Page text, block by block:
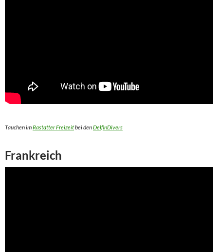
Tauchen imRastatter Freizeitbei denDelfinDivers
Frankreich